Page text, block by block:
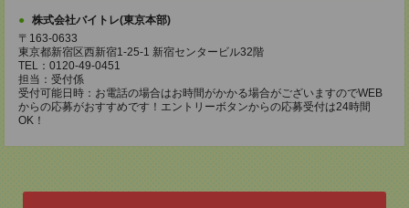
株式会社バイトレ(東京本部)
〒163-0633
東京都新宿区西新宿1-25-1 新宿センタービル32階
TEL：0120-49-0451
担当：受付係
受付可能日時：お電話の場合はお時間がかかる場合がございますのでWEB
からの応募がおすすめです！エントリーボタンからの応募受付は24時間
OK！